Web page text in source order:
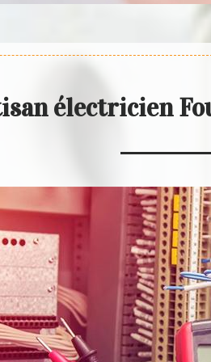
électricien